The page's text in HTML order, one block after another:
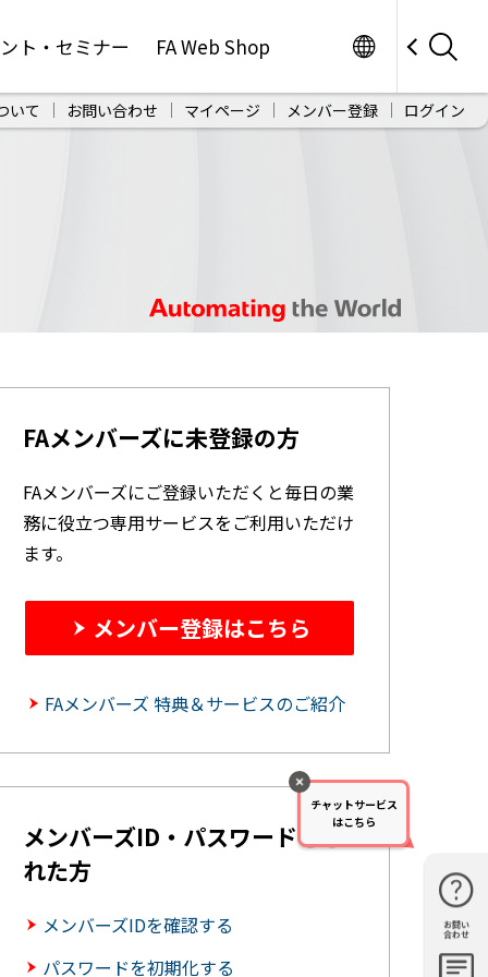
ト・セミナー FA Web Shop
いて お問い合わせ マイページ メンバー登録 ログイン
お問い
合わせ
購入・見
仕様・機
FAメンバーズに未登録の方
FAメンバーズにご登録いただくと毎日の業
務に役立つ専用サービスをご利用いただけ
ます。
メンバー登録はこちら
FAメンバーズ 特典＆サービスのご紹介
メンバーズID・パスワードを忘
れた方
メンバーズIDを確認する
パスワードを初期化する
チャットサービス
はこちら